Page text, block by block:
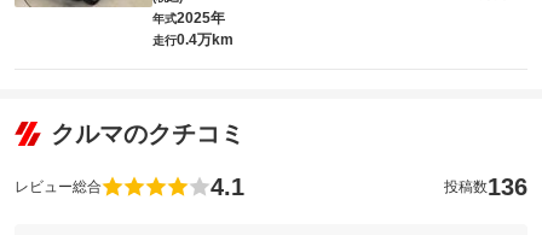
年式2025年
走行0.4万km
クルマのクチコミ
レビュー総合 4.1 投稿数136